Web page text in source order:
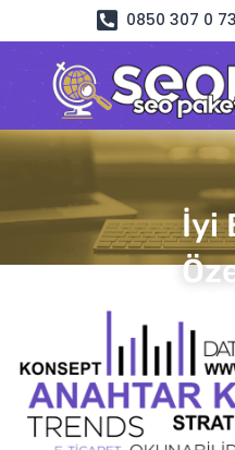
0850 307 0
İyi